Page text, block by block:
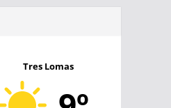
Tres Lomas